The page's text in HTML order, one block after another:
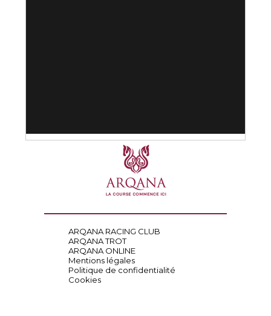
ARQANA RACING CLUB
ARQANA TROT
ARQANA ONLINE
Mentions légales
Politique de confidentialité
Cookies